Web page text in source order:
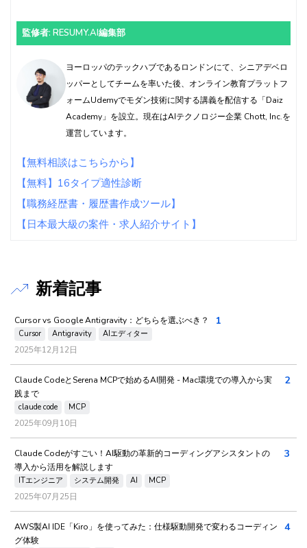
監修者: RESUMY.AI編集部
ヨーロッパのテックハブであるロンドンにて、シニアデベロ
ッパーとしてチームを率いた後、オンライン教育プラットフ
ォームUdemyでモダン技術に関する講義を配信する「Daiz
Academy」を設立。現在はAIテクノロジー企業 Chott, Inc.を
運営しています。
【無料相談はこちらから】
【無料】16タイプ適性診断
【職務経歴書・履歴書作成ツール】
【日本最大級の案件・求人紹介サイト】
新着記事
Cursor vs Google Antigravity：どちらを選ぶべき？
Cursor Antigravity AIエディター
2025年12月12日
1
Claude CodeとSerena MCPで始めるAI開発 - Mac環境での導入から実
践まで
claude code MCP
2025年09月10日
2
Claude Codeがすごい！AI駆動の革新的コーディングアシスタントの
導入から活用を解説します
ITエンジニア システム開発 AI MCP
2025年07月25日
3
AWS製AI IDE「Kiro」を使ってみた：仕様駆動開発で変わるコーディン
グ体験
4